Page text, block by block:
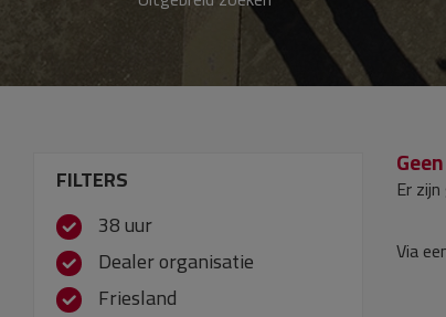
FILTERS
38 uur
Dealer organisatie
Friesland
Er
Via